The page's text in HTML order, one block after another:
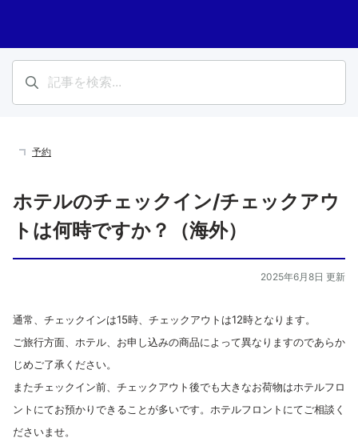
予約
ホテルのチェックイン/チェックアウ
トは何時ですか？（海外）
2025年6月8日 更新
通常、チェックインは15時、チェックアウトは12時となります。
ご旅行方面、ホテル、お申し込みの商品によって異なりますのであらか
じめご了承ください。
またチェックイン前、チェックアウト後でも大きなお荷物はホテルフロ
ントにてお預かりできることが多いです。ホテルフロントにてご相談く
ださいませ。